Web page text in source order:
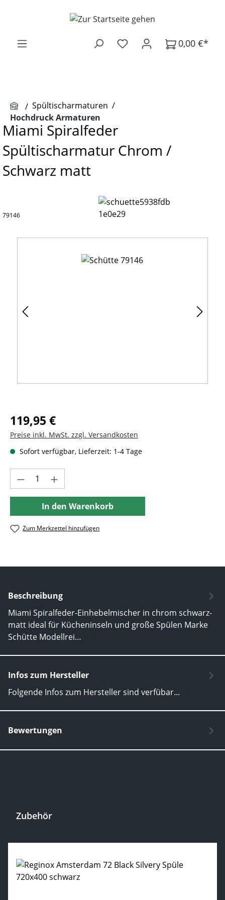
Zum Hauptinhalt springen
0,00 €*
Spültischarmaturen /
Hochdruck Armaturen
Miami Spiralfeder
Spültischarmatur Chrom /
Schwarz matt
79146
Regulärer Preis:
119,95 €
Preise inkl. MwSt. zzgl. Versandkosten
Sofort verfügbar, Lieferzeit: 1-4 Tage
Produkt Anzahl: Gib den gewünschten
In den Warenkorb
Zum Merkzettel hinzufügen
Beschreibung
Miami Spiralfeder-Einhebelmischer in chrom schwarz-
matt ideal für Kücheninseln und große Spülen Marke
Schütte Modellrei…
Infos zum Hersteller
Folgende Infos zum Hersteller sind verfübar...
Bewertungen
Zubehör